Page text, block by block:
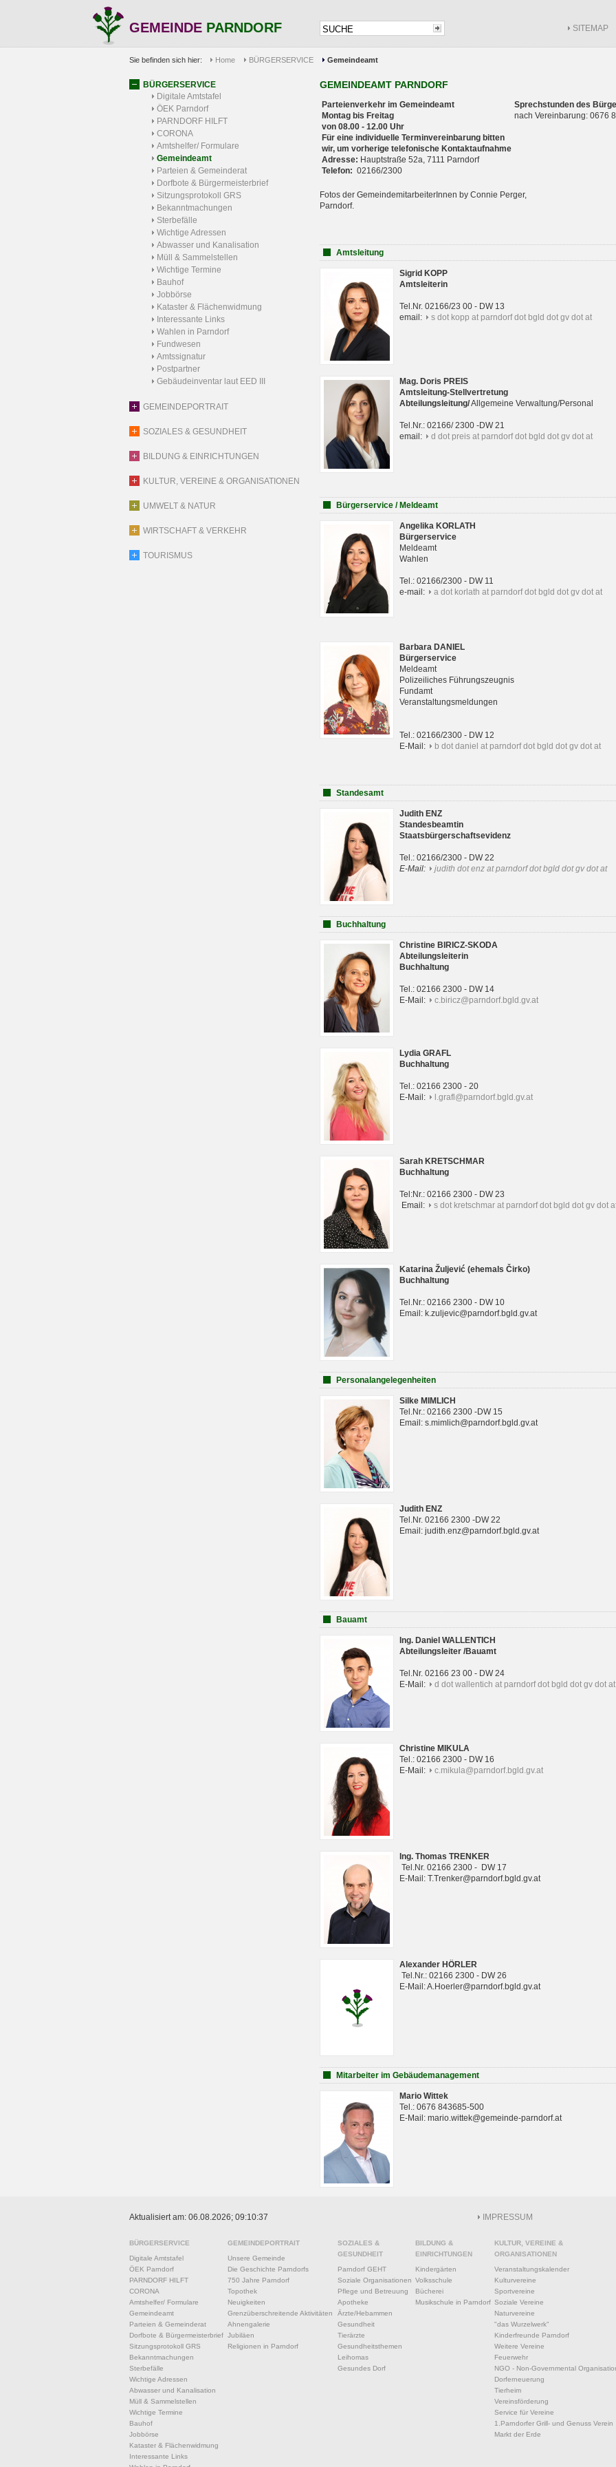
GEMEINDE PARNDORF SITEMAP
Sie befinden sich hier: Home BÜRGERSERVICE Gemeindeamt
BÜRGERSERVICE
Digitale Amtstafel
ÖEK Parndorf
PARNDORF HILFT
CORONA
Amtshelfer/ Formulare
Gemeindeamt
Parteien & Gemeinderat
Dorfbote & Bürgermeisterbrief
Sitzungsprotokoll GRS
Bekanntmachungen
Sterbefälle
Wichtige Adressen
Abwasser und Kanalisation
Müll & Sammelstellen
Wichtige Termine
Bauhof
Jobbörse
Kataster & Flächenwidmung
Interessante Links
Wahlen in Parndorf
Fundwesen
Amtssignatur
Postpartner
Gebäudeinventar laut EED III
GEMEINDEPORTRAIT
SOZIALES & GESUNDHEIT
BILDUNG & EINRICHTUNGEN
KULTUR, VEREINE & ORGANISATIONEN
UMWELT & NATUR
WIRTSCHAFT & VERKEHR
TOURISMUS
GEMEINDEAMT PARNDORF
Parteienverkehr im Gemeindeamt
Montag bis Freitag
von 08.00 - 12.00 Uhr
Für eine individuelle Terminvereinbarung bitten
wir, um vorherige telefonische Kontaktaufnahme
Adresse: Hauptstraße 52a, 7111 Parndorf
Telefon: 02166/2300
Sprechstunden des
nach Vereinbarung: 0676
Fotos der GemeindemitarbeiterInnen by Connie Perger,
Parndorf.
Amtsleitung
Sigrid KOPP
Amtsleiterin
Tel.Nr. 02166/23 00 - DW 13
email:
s dot kopp at parndorf dot bgld dot gv dot at
Mag. Doris PREIS
Amtsleitung-Stellvertretung
Abteilungsleitung/Allgemeine Verwaltung/Personal
Tel.Nr.: 02166/ 2300 -DW 21
email:
d dot preis at parndorf dot bgld dot gv dot at
Bürgerservice / Meldeamt
Angelika KORLATH
Bürgerservice
Meldeamt
Wahlen
Tel.: 02166/2300 - DW 11
e-mail:
a dot korlath at parndorf dot bgld dot gv dot at
Barbara DANIEL
Bürgerservice
Meldeamt
Polizeiliches Führungszeugnis
Fundamt
Veranstaltungsmeldungen
Tel.: 02166/2300 - DW 12
E-Mail:
b dot daniel at parndorf dot bgld dot gv dot at
Standesamt
Judith ENZ
Standesbeamtin
Staatsbürgerschaftsevidenz
Tel.: 02166/2300 - DW 22
E-Mail:
judith dot enz at parndorf dot bgld dot gv dot at
Buchhaltung
Christine BIRICZ-SKODA
Abteilungsleiterin
Buchhaltung
Tel.: 02166 2300 - DW 14
E-Mail:
c.biricz@parndorf.bgld.gv.at
Lydia GRAFL
Buchhaltung
Tel.: 02166 2300 - 20
E-Mail:
l.grafl@parndorf.bgld.gv.at
Sarah KRETSCHMAR
Buchhaltung
Tel:Nr.: 02166 2300 - DW 23
Email:
s dot kretschmar at parndorf dot bgld dot gv dot
Katarina Žuljević (ehemals Čirko)
Buchhaltung
Tel.Nr.: 02166 2300 - DW 10
Email: k.zuljevic@parndorf.bgld.gv.at
Personalangelegenheiten
Silke MIMLICH
Tel.Nr.: 02166 2300 -DW 15
Email: s.mimlich@parndorf.bgld.gv.at
Judith ENZ
Tel.Nr. 02166 2300 -DW 22
Email: judith.enz@parndorf.bgld.gv.at
Bauamt
Ing. Daniel WALLENTICH
Abteilungsleiter /Bauamt
Tel.Nr. 02166 23 00 - DW 24
E-Mail:
d dot wallentich at parndorf dot bgld dot gv dot at
Christine MIKULA
Tel.: 02166 2300 - DW 16
E-Mail:
c.mikula@parndorf.bgld.gv.at
Ing. Thomas TRENKER
Tel.Nr. 02166 2300 - DW 17
E-Mail: T.Trenker@parndorf.bgld.gv.at
Alexander HÖRLER
Tel.Nr.: 02166 2300 - DW 26
E-Mail: A.Hoerler@parndorf.bgld.gv.at
Mitarbeiter im Gebäudemanagement
Mario Wittek
Tel.: 0676 843685-500
E-Mail: mario.wittek@gemeinde-parndorf.at
Aktualisiert am: 06.08.2026; 09:10:37 IMPRESSUM
BÜRGERSERVICE
Digitale Amtstafel
ÖEK Parndorf
PARNDORF HILFT
CORONA
Amtshelfer/ Formulare
Gemeindeamt
Parteien & Gemeinderat
Dorfbote & Bürgermeisterbrief
Sitzungsprotokoll GRS
Bekanntmachungen
Sterbefälle
Wichtige Adressen
Abwasser und Kanalisation
Müll & Sammelstellen
Wichtige Termine
Bauhof
Jobbörse
Kataster & Flächenwidmung
Interessante Links
GEMEINDEPORTRAIT
Unsere Gemeinde
Die Geschichte Parndorfs
750 Jahre Parndorf
Topothek
Neuigkeiten
Grenzüberschreitende Aktivitäten
Ahnengalerie
Jubiläen
Religionen in Parndorf
SOZIALES &
GESUNDHEIT
Parndorf GEHT
Soziale Organisationen
Pflege und Betreuung
Apotheke
Ärzte/Hebammen
Gesundheit
Tierärzte
Gesundheitsthemen
Leihomas
Gesundes Dorf
BILDUNG &
EINRICHTUNGEN
Kindergärten
Volksschule
Bücherei
Musikschule in Parndorf
KULTUR, VEREINE &
ORGANISATIONEN
Veranstaltungskalender
Kulturvereine
Sportvereine
Soziale Vereine
Naturvereine
"das Wurzelwerk"
Kinderfreunde Parndorf
Weitere Vereine
Feuerwehr
NGO - Non-Governmental
Dorferneuerung
Tierheim
Vereinsförderung
Service für Vereine
1.Parndorfer Grill- und Genuss Verein
Markt der Erde